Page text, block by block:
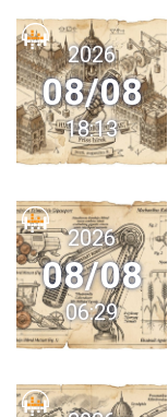
2026
08/08
18:13
2026
08/08
06:29